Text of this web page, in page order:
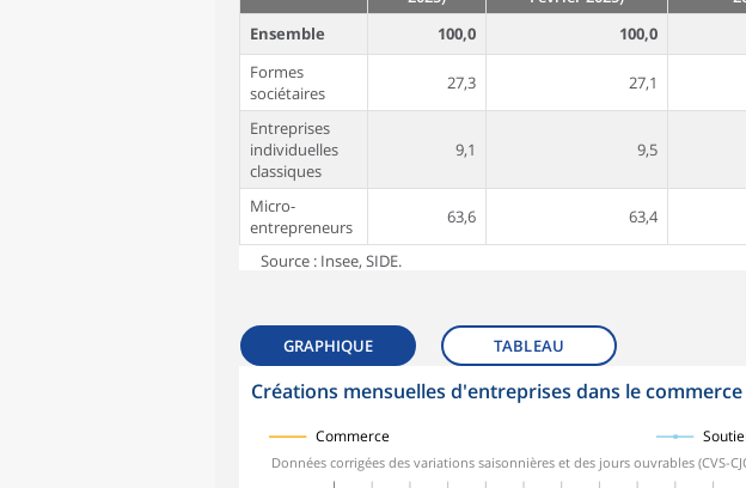
Ensemble
100,0 100,0
Formes
sociétaires
27,3 27,1
Entreprises
individuelles
classiques
9,1 9,5
Micro-
entrepreneurs
63,6 63,4
Source : Insee, SIDE.
GRAPHIQUE TABLEAU
Créations mensuelles d'entreprises dans le
Données corrigées des variations saisonnières et des jours ouvrables (CVS-
Commerce